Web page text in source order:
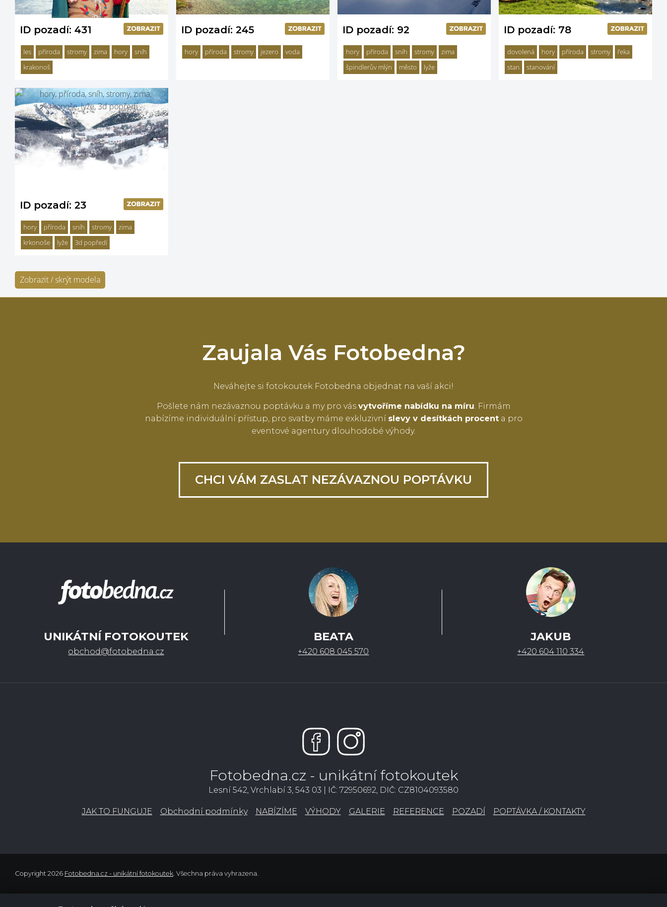
ID pozadí: 431
les příroda stromy zima hory
sníh
krakonoš
ID pozadí: 245
hory příroda stromy jezero voda
ID pozadí: 92
hory příroda sníh stromy
zima
špindlerův mlýn
město lyže
ID pozadí: 78
dovolená hory příroda stromy
řeka
stan
stanování
ID pozadí: 23
hory příroda sníh stromy
zima
krkonoše
lyže 3d popředí
Zobrazit / skrýt modela
Zaujala Vás Fotobedna?
Neváhejte si fotokoutek Fotobedna objednat na vaší akci!
Pošlete nám nezávaznou poptávku a my pro vás vytvoříme nabídku na míru . Firmám
nabízíme individuální přístup, pro svatby máme exkluzivní slevy v desítkách procenta pro
eventové agentury dlouhodobé výhody.
CHCI VÁM ZASLAT NEZÁVAZNOU POPTÁVKU
UNIKÁTNÍ FOTOKOUTEK
obchod@fotobedna.cz
BEATA
+420 608 045 570
JAKUB
+420 604 110 334
Fotobedna.cz - unikátní fotokoutek
Lesní 542, Vrchlabí 3, 543 03 | IČ: 72950692, DIČ: CZ8104093580
JAK TO FUNGUJE Obchodní podmínky NABÍZÍME VÝHODY GALERIE REFERENCE POZADÍ POPTÁVKA / KONTAKTY
Copyright 2026 Fotobedna.cz - unikátní fotokoutek . Všechna práva vyhrazena.